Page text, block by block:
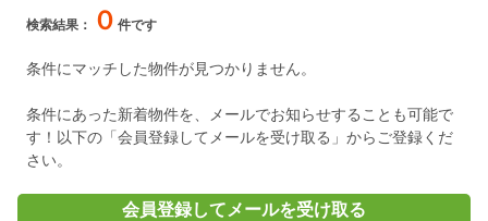
検索結果： ０ 件です
条件にマッチした物件が見つかりません。
条件にあった新着物件を、メールでお知らせすることも可能で
す！以下の「会員登録してメールを受け取る」からご登録くだ
さい。
会員登録してメールを受け取る